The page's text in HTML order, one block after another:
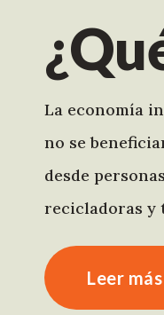
La economía
no se
desde
recicladoras y
Leer más